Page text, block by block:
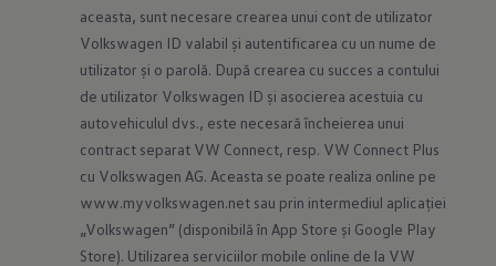
aceasta, sunt necesare crearea unui cont de utilizator
Volkswagen ID valabil și autentificarea cu un nume de
utilizator și o parolă. După crearea cu succes a contului
de utilizator Volkswagen ID și asocierea acestuia cu
autovehiculul dvs., este necesară încheierea unui
contract separat VW Connect, resp. VW Connect Plus
www.myvolkswagen.net sau prin intermediul aplicației
„Volkswagen” (disponibilă în App Store și Google Play
Store). Utilizarea serviciilor mobile online de la VW